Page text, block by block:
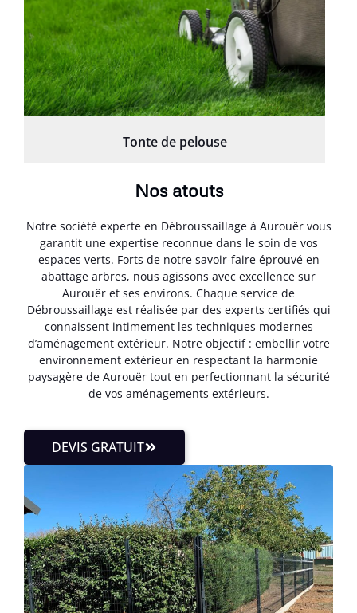
Tonte de pelouse
Nos atouts
Notre société experte en Débroussaillage à Aurouër vous
garantit une expertise reconnue dans le soin de vos
espaces verts. Forts de notre savoir-faire éprouvé en
abattage arbres, nous agissons avec excellence sur
Aurouër et ses environs. Chaque service de
Débroussaillage est réalisée par des experts certifiés qui
connaissent intimement les techniques modernes
d’aménagement extérieur. Notre objectif : embellir votre
environnement extérieur en respectant la harmonie
paysagère de Aurouër tout en perfectionnant la sécurité
de vos aménagements extérieurs.
DEVIS GRATUIT